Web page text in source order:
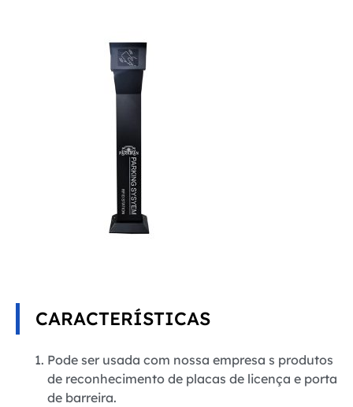
CARACTERÍSTICAS
Pode ser usada com nossa empresa s produtos
de reconhecimento de placas de licença e porta
de barreira.